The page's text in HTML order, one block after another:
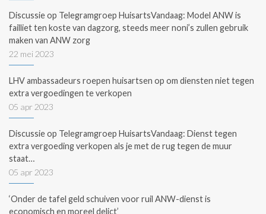
Discussie op Telegramgroep HuisartsVandaag: Model ANW is
failliet ten koste van dagzorg, steeds meer noni’s zullen gebruik
maken van ANW zorg
22 mei 2023
LHV ambassadeurs roepen huisartsen op om diensten niet tegen
extra vergoedingen te verkopen
05 apr 2023
Discussie op Telegramgroep HuisartsVandaag: Dienst tegen
extra vergoeding verkopen als je met de rug tegen de muur
staat…
05 apr 2023
‘Onder de tafel geld schuiven voor ruil ANW-dienst is
economisch en moreel delict’